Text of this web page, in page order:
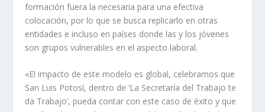
formación fuera la necesaria para una efectiva
colocación, por lo que se busca replicarlo en otras
entidades e incluso en países donde las y los jóvenes
son grupos vulnerables en el aspecto laboral.
«El impacto de este modelo es global, celebramos que
San Luis Potosí, dentro de ‘La Secretaría del Trabajo te
da Trabajo’, pueda contar con este caso de éxito y que